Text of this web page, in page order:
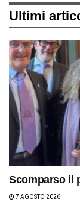
Ultimi
Scomparso il
7 AGOSTO 2026